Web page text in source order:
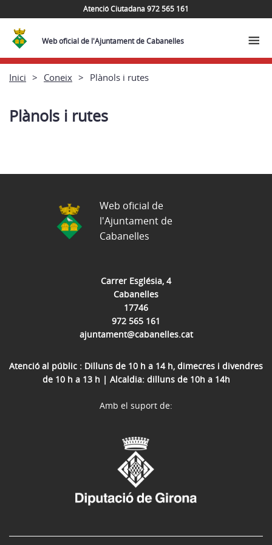
Atenció Ciutadana 972 565 161
Web oficial de l'Ajuntament de Cabanelles
Inici Coneix Plànols i rutes
Plànols i rutes
Carrer Església, 4
Cabanelles
17746
972 565 161
ajuntament@cabanelles.cat
Atenció al públic : Dilluns de 10 h a 14 h, dimecres i divendres
de 10 h a 13 h | Alcaldia: dilluns de 10h a 14h
Web oficial de
l'Ajuntament de
Cabanelles
Amb el suport de: